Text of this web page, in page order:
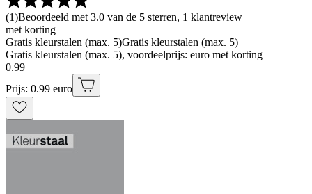
(1)Beoordeeld met 3.0 van de 5 sterren, 1 klantreview
met korting
Gratis kleurstalen (max. 5)Gratis kleurstalen (max. 5)
Gratis kleurstalen (max. 5), voordeelprijs: euro met korting
0.99
Prijs: 0.99 euro